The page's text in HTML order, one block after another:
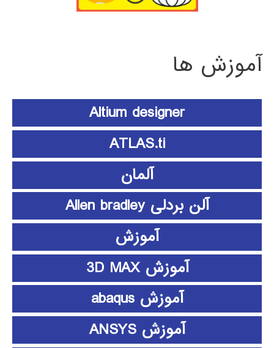
آموزش ها
Altium designer
ATLAS.ti
آلمان
آلن بردلی Allen bradley
آموزش
آموزش 3D MAX
آموزش abaqus
آموزش ANSYS